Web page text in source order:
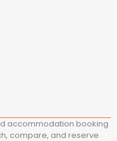
accommodation booking
compare, and reserve